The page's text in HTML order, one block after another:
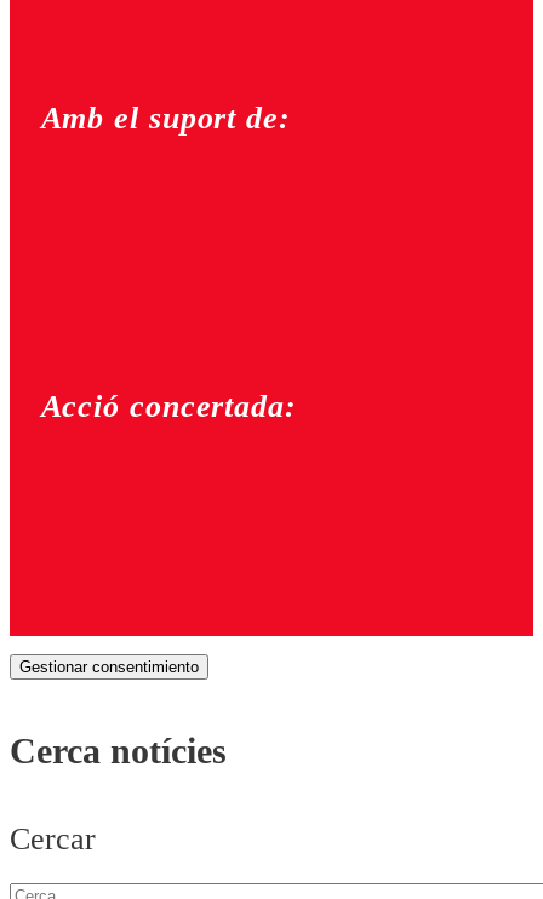
Amb el suport de:
Acció concertada:
Gestionar consentimiento
Cerca notícies
Cercar